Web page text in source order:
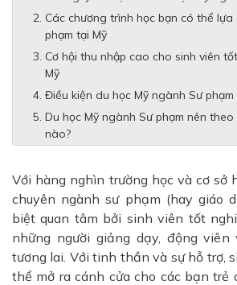
Các chương trình học bạn có thể lựa
phạm tại Mỹ
Cơ hội thu nhập cao cho sinh viên
Mỹ
Điều kiện du học Mỹ ngành Sư phạm
Du học Mỹ ngành Sư phạm nên
nào?
Với hàng nghìn trường học và cơ sở
chuyên ngành sư phạm (hay giáo
biệt quan tâm bởi sinh viên tốt
những người giảng dạy, động
tương lai. Với tinh thần và sự hỗ trợ,
thể mở ra cánh cửa cho các bạn trẻ